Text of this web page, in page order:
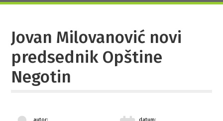
Jovan Milovanović novi
predsednik Opštine
Negotin